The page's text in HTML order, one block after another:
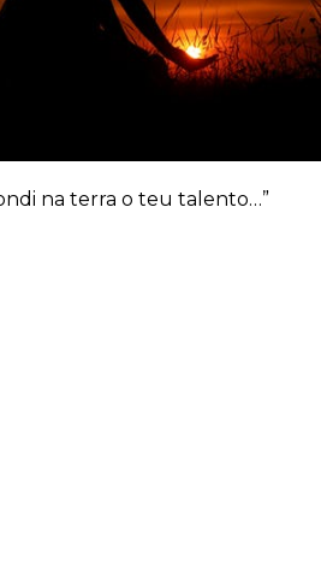
na terra o teu talento…”